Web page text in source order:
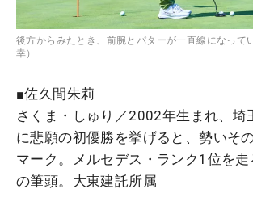
後方からみたとき、前腕とパターが一直線になって
幸）
■佐久間朱莉
さくま・しゅり／2002年生まれ、埼
に悲願の初優勝を挙げると、勢いそ
マーク。メルセデス・ランク1位を
の筆頭。大東建託所属